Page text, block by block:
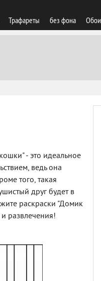
Трафареты без фона Обои
- это идеальное
ведь она
того, такая
друг будет в
раскраски "Домик
развлечения!